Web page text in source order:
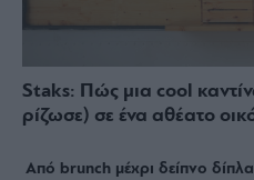
Staks: Πώς μια cool
ρίζωσε) σε ένα αθέατο
Από brunch μέχρι δείπνο δίπλα